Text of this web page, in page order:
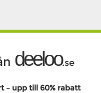
deeloo.se
– upp till 60% rabatt